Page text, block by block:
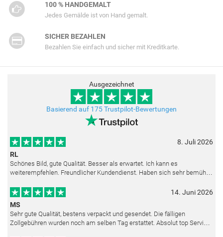
100 % HANDGEMALT
Jedes Gemälde ist von Hand gemalt.
SICHER BEZAHLEN
Bezahlen Sie einfach und sicher mit Kreditkarte.
Ausgezeichnet
Basierend auf 175 Trustpilot-Bewertungen
8. Juli 2026
RL
Schönes Bild, gute Qualität. Besser als erwartet. Ich kann es
weiterempfehlen. Freundlicher Kundendienst. Haben sich sehr bemüht
14. Juni 2026
MS
Sehr gute Qualität, bestens verpackt und gesendet. Die fälligen
Zollgebühren wurden noch am selben Tag erstattet. Absolut top Service